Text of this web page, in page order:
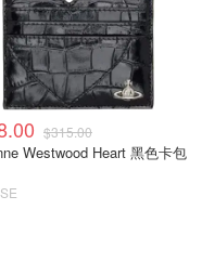
$315.00
Westwood Heart 黑色卡包